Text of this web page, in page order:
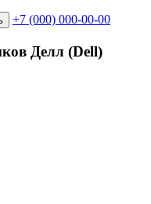
+7 (000) 000-00-00
Делл (Dell)